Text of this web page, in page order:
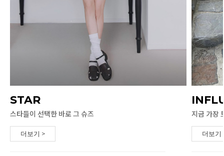
STAR
스타들이 선택한 바로 그 슈즈
더보기 >
지금 가장
더보기